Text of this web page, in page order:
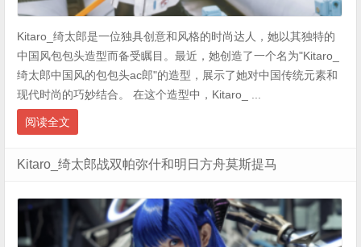
Kitaro_绮太郎是一位独具创意和风格的时尚达人，她以其独特的
中国风包包头造型而备受瞩目。最近，她创造了一个名为"Kitaro_
绮太郎中国风的包包头ac郎"的造型，展示了她对中国传统元素和
现代时尚的巧妙结合。 在这个造型中，Kitaro_ ...
阅读全文
Kitaro_绮太郎战双帕弥什和明日方舟莫斯提马